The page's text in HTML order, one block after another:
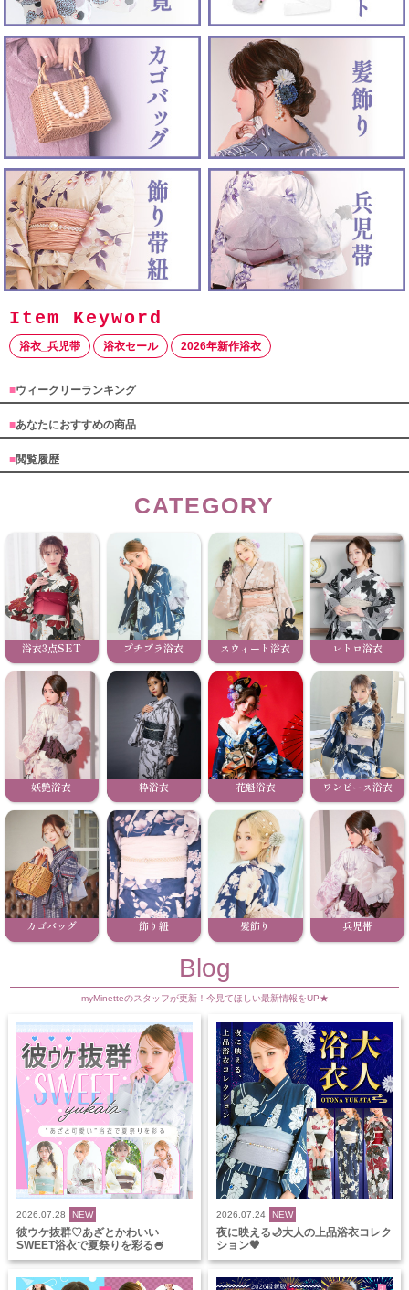
浴衣_兵児帯 浴衣セール 2026年新作浴衣
■ウィークリーランキング
■あなたにおすすめの商品
■閲覧履歴
CATEGORY
浴衣3点SET プチプラ浴衣 スウィート浴衣 レトロ浴衣
妖艶浴衣 粋浴衣 花魁浴衣 ワンピース浴衣
カゴバッグ 飾り紐 髪飾り 兵児帯
Blog
myMinetteのスタッフが更新！今見てほしい最新情報をUP★
2026.07.28 NEW
彼ウケ抜群♡あざとかわいい
SWEET浴衣で夏祭りを彩る🍧
2026.07.24 NEW
夜に映える🌙大人の上品浴衣コレク
ション🖤